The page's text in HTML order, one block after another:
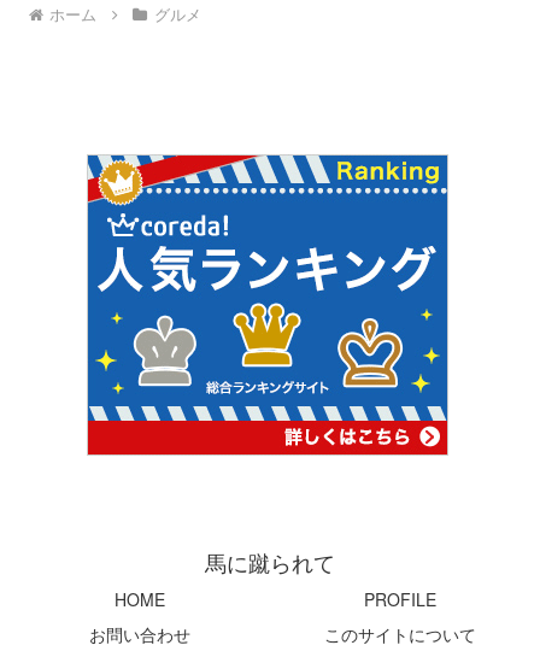
ホーム グルメ
馬に蹴られて
HOME
PROFILE
お問い合わせ
このサイトについて